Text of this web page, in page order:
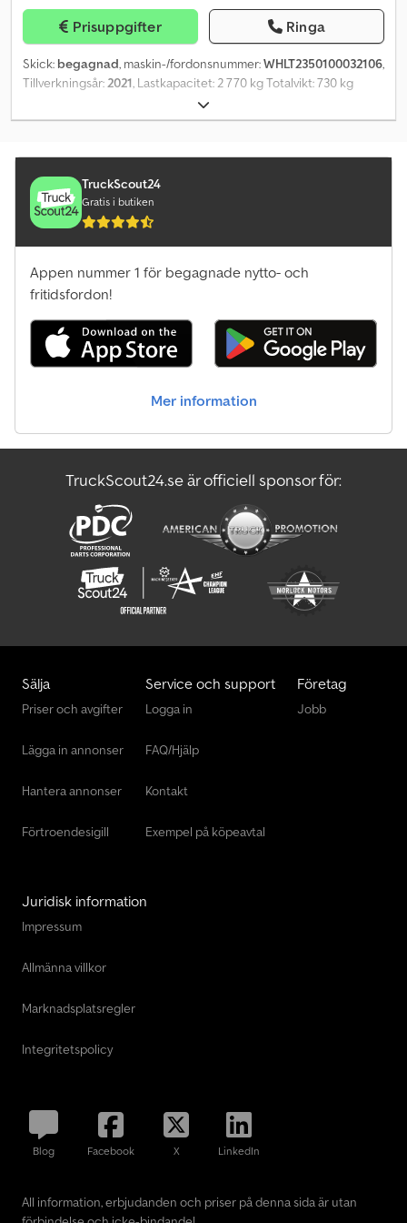
Prisuppgifter Ringa
Skick: begagnad, maskin-/fordonsnummer:WHLT2350100032106,
Tillverkningsår:2021, Lastkapacitet: 2 770 kg Totalvikt: 730 kg
Moms/differensbeskattning: Avdragsgill moms Codoutwd Dspfx
Aftoha Skick på framdäcken: 100 Skick på bakdäcken: 100 Däck
TruckScout24
Gratis i butiken
Appen nummer 1 för begagnade nytto- och
fritidsfordon!
Mer information
TruckScout24.se är officiell sponsor för:
Sälja
Priser och avgifter
Lägga in annonser
Hantera annonser
Förtroendesigill
Service och support
Logga in
FAQ/Hjälp
Kontakt
Exempel på köpeavtal
Företag
Jobb
Juridisk information
Impressum
Allmänna villkor
Marknadsplatsregler
Integritetspolicy
Blog Facebook X LinkedIn
All information, erbjudanden och priser på denna sida är utan